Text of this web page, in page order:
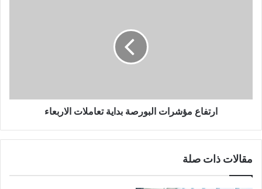
ارتفاع مؤشرات البورصة بداية تعاملات الاربعاء
مقالات ذات صلة